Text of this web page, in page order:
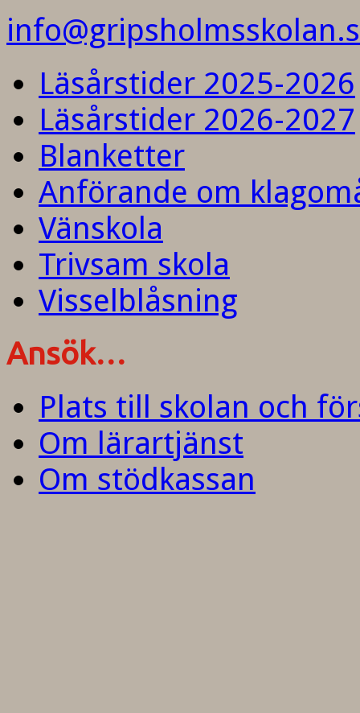
Läsårstider 2025-2026
Läsårstider 2026-2027
Blanketter
Anförande om
Vänskola
Trivsam skola
Visselblåsning
Ansök…
Plats till skolan och
Om lärartjänst
Om stödkassan